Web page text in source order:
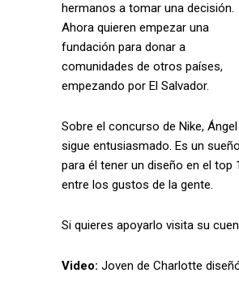
hermanos a tomar una decisión.
Ahora quieren empezar una
fundación para donar a
comunidades de otros países,
empezando por El Salvador.
Sobre el concurso de Nike, Ángel
sigue entusiasmado. Es un sueño
para él tener un diseño en el top
entre los gustos de la gente.
Si quieres apoyarlo visita su
Video: Joven de Charlotte